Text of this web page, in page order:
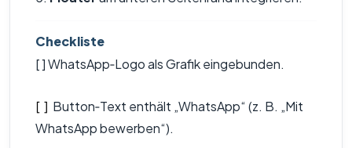
Checkliste
[ ] WhatsApp‑Logo als Grafik eingebunden.
[ ] Button‑Text enthält „WhatsApp“ (z. B. „Mit
WhatsApp bewerben“).